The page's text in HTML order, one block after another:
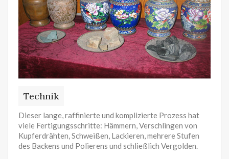
Technik
Dieser lange, raffinierte und komplizierte Prozess hat
viele Fertigungsschritte: Hämmern, Verschlingen von
Kupferdrähten, Schweißen, Lackieren, mehrere Stufen
des Backens und Polierens und schließlich Vergolden.